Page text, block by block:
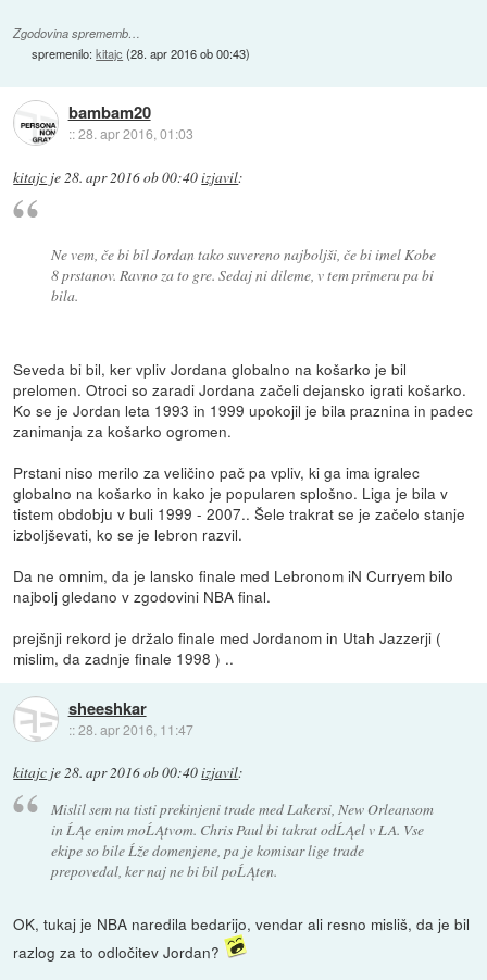
Zgodovina sprememb…
spremenilo:kitajc (28. apr 2016 ob 00:43)
bambam20
::28. apr 2016, 01:03
kitajc je28. apr 2016 ob 00:40izjavil:
Ne vem, če bi bil Jordan tako suvereno najboljši, če bi imel Kobe
8 prstanov. Ravno za to gre. Sedaj ni dileme, v tem primeru pa bi
bila.
Seveda bi bil, ker vpliv Jordana globalno na košarko je bil
prelomen. Otroci so zaradi Jordana začeli dejansko igrati košarko.
Ko se je Jordan leta 1993 in 1999 upokojil je bila praznina in padec
zanimanja za košarko ogromen.
Prstani niso merilo za veličino pač pa vpliv, ki ga ima igralec
globalno na košarko in kako je popularen splošno. Liga je bila v
tistem obdobju v buli 1999 - 2007.. Šele trakrat se je začelo stanje
izboljševati, ko se je lebron razvil.
Da ne omnim, da je lansko finale med Lebronom iN Curryem bilo
najbolj gledano v zgodovini NBA final.
prejšnji rekord je držalo finale med Jordanom in Utah Jazzerji (
mislim, da zadnje finale 1998 ) ..
sheeshkar
::28. apr 2016, 11:47
kitajc je28. apr 2016 ob 00:40izjavil:
Mislil sem na tisti prekinjeni trade med Lakersi, New Orleansom
in ĹĄe enim moĹĄtvom. Chris Paul bi takrat odĹĄel v LA. Vse
ekipe so bile Ĺže domenjene, pa je komisar lige trade
prepovedal, ker naj ne bi bil poĹĄten.
OK, tukaj je NBA naredila bedarijo, vendar ali resno misliš, da je bil
razlog za to odločitev Jordan?